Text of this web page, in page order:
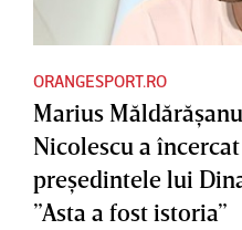
ORANGESPORT.RO
Marius
Nicolescu a
preşedintele lui
”Asta a fost istoria”